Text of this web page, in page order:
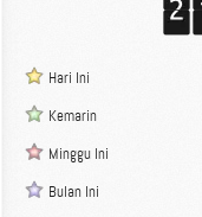
Hari Ini
Kemarin
Minggu Ini
Bulan Ini